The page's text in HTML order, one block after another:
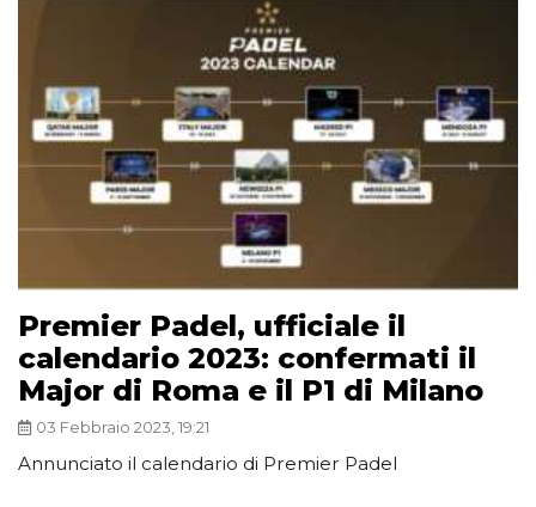
Premier Padel, ufficiale il
calendario 2023: confermati il
Major di Roma e il P1 di Milano
03 Febbraio 2023, 19:21
Annunciato il calendario di Premier Padel